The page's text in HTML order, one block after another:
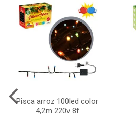
Pisca arroz 100led color
4,2m 220v 8f